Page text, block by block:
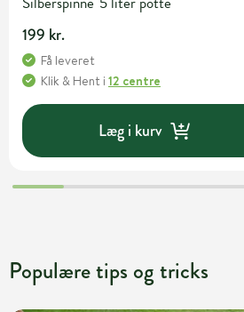
199 kr.
Få leveret
Klik & Hent i 12 centre
Læg i kurv
Populære tips og tricks